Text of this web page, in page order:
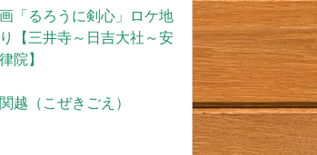
「るろうに剣心」ロケ地
【三井寺～日吉大社～安
院】
越（こぜきごえ）